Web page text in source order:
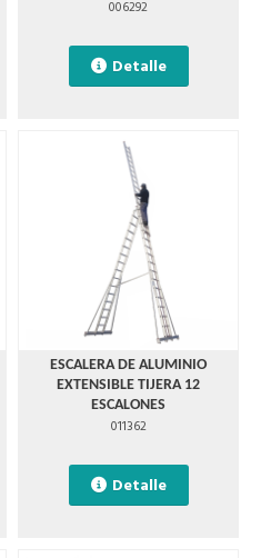
006292
Detalle
ESCALERA DE ALUMINIO
EXTENSIBLE TIJERA 12
ESCALONES
011362
Detalle